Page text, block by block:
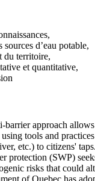
sources d’eau potable,
du territoire,
et quantitative,
barrier approach
tools and
etc.) to citizens'
protection (SWP)
risks that could
of Quebec has